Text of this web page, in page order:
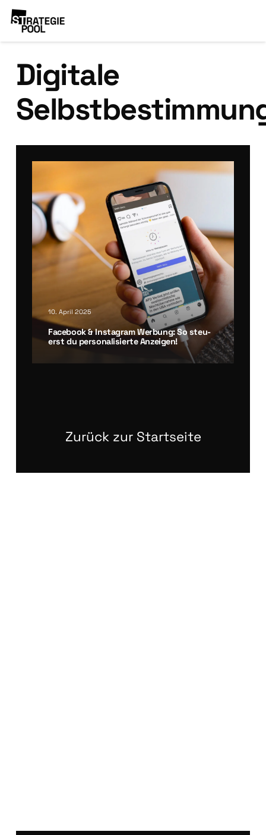
Digitale
10. April 2025
Face­book & Insta­gram Wer­bung: So steu­
erst du per­so­na­li­sier­te Anzei­gen!
Zurück zur Startseite